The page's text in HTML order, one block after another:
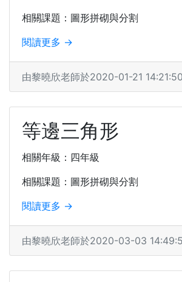
相關課題：圖形拼砌與分割
閱讀更多 →
由黎曉欣老師於2020-01-21
等邊三角形
相關年級：四年級
相關課題：圖形拼砌與分割
閱讀更多 →
由黎曉欣老師於2020-03-03